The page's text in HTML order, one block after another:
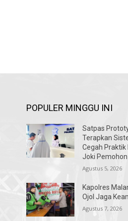
POPULER MINGGU INI
Satpas
Terapkan
Cegah Praktik
Joki Pemohon
Agustus 5, 2026
Kapolres
Ojol Jaga
Agustus 7, 2026